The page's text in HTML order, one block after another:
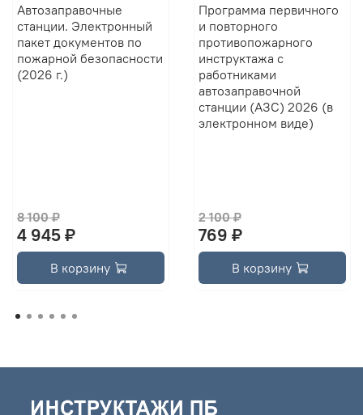
Автозаправочные
станции. Электронный
пакет документов по
пожарной безопасности
(2026 г.)
8 100 ₽
4 945 ₽
В корзину
Программа первичного
и повторного
противопожарного
инструктажа с
работниками
автозаправочной
станции (АЗС) 2026 (в
электронном виде)
2 100 ₽
769 ₽
В корзину